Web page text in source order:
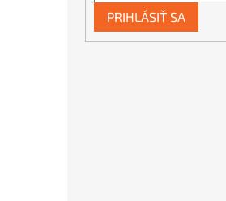
PRIHLÁSIŤ SA